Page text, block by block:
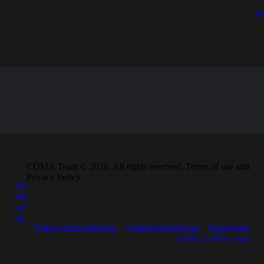
COMA Team © 2026. All rights reserved. Terms of use and
Privacy Policy
Kü
ndi
gu
ng
Datenschutzerklärung
Widerrufsbelehrung
Impressum
AGB-COMA Team